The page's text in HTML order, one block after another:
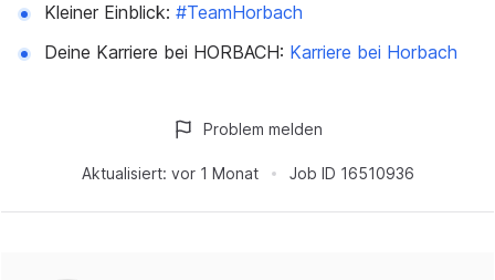
Kleiner Einblick: #TeamHorbach
Deine Karriere bei HORBACH: Karriere bei Horbach
Aktualisiert: vor 1 Monat Job ID 16510936
Problem melden